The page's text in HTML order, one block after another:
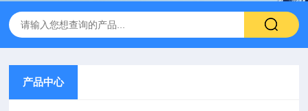
产品中心